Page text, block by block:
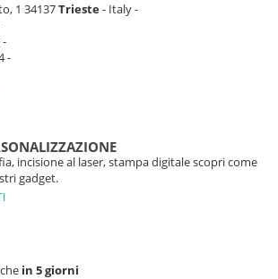
1 34137Trieste- Italy -
-
-
incisione al laser, stampa digitale scopri come
gadget.
in 5 giorni